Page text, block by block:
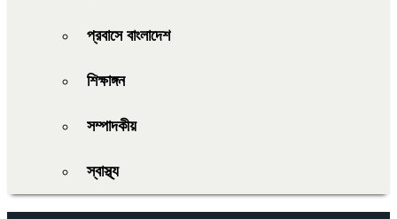
প্রবাসে বাংলাদেশ
শিক্ষাঙ্গন
সম্পাদকীয়
স্বাস্থ্য